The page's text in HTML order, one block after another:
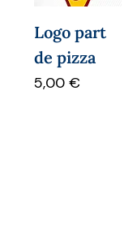
Logo part
de pizza
Prix
5,00 €